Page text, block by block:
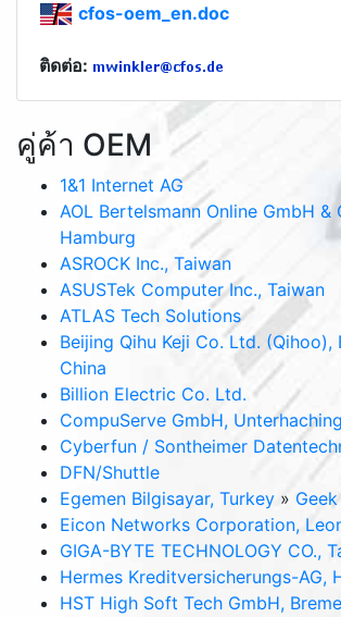
cfos-oem_en.doc
ติดต่อ:
คู่ค้า OEM
1&1 Internet AG
AOL Bertelsmann Online GmbH &
Hamburg
ASROCK Inc., Taiwan
ASUSTek Computer Inc., Taiwan
ATLAS Tech Solutions
Beijing Qihu Keji Co. Ltd. (Qihoo),
China
Billion Electric Co. Ltd.
CompuServe GmbH, Unterhaching
Cyberfun / Sontheimer
DFN/Shuttle
Egemen Bilgisayar, Turkey » Geek
Eicon Networks Corporation,
GIGA-BYTE TECHNOLOGY CO.,
Hermes Kreditversicherungs-AG,
HST High Soft Tech GmbH,